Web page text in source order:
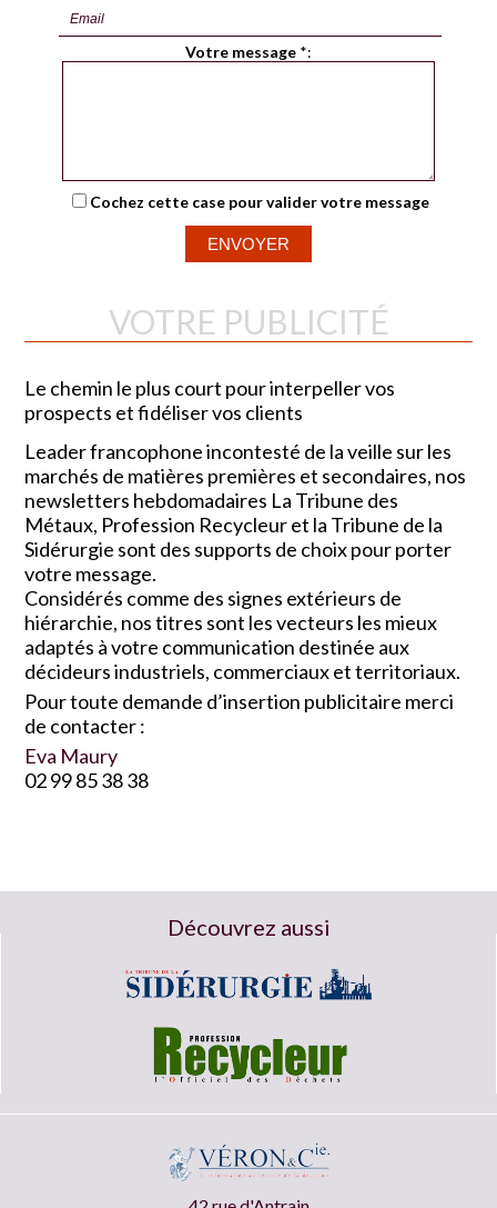
Votre message *:
Cochez cette case pour valider votre message
VOTRE PUBLICITÉ
Le chemin le plus court pour interpeller vos
prospects et fidéliser vos clients
Leader francophone incontesté de la veille sur les
marchés de matières premières et secondaires, nos
newsletters hebdomadaires La Tribune des
Métaux, Profession Recycleur et la Tribune de la
Sidérurgie sont des supports de choix pour porter
votre message.
Considérés comme des signes extérieurs de
hiérarchie, nos titres sont les vecteurs les mieux
adaptés à votre communication destinée aux
décideurs industriels, commerciaux et territoriaux.
Pour toute demande d’insertion publicitaire merci
de contacter :
Eva Maury
02 99 85 38 38
Découvrez aussi